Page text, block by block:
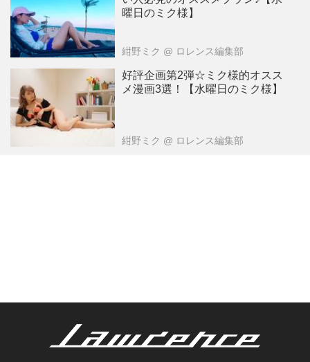
曜日のミク様】
紺野ミク @ ロレンス編集部
好評企画第2弾☆ミク様的オスス
メ漫画3選！【水曜日のミク様】
紺野ミク @ ロレンス編集部